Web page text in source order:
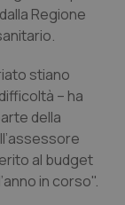
Regione
stiano
– ha
della
al budget
in corso".